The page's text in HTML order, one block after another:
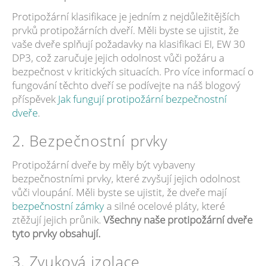
Protipožární klasifikace je jedním z nejdůležitějších
prvků protipožárních dveří. Měli byste se ujistit, že
vaše dveře splňují požadavky na klasifikaci EI, EW 30
DP3, což zaručuje jejich odolnost vůči požáru a
bezpečnost v kritických situacích. Pro více informací o
fungování těchto dveří se podívejte na náš blogový
příspěvek Jak fungují protipožární bezpečnostní
dveře.
2. Bezpečnostní prvky
Protipožární dveře by měly být vybaveny
bezpečnostními prvky, které zvyšují jejich odolnost
vůči vloupání. Měli byste se ujistit, že dveře mají
bezpečnostní zámky a silné ocelové pláty, které
ztěžují jejich průnik. Všechny naše protipožární dveře
tyto prvky obsahují.
3. Zvuková izolace